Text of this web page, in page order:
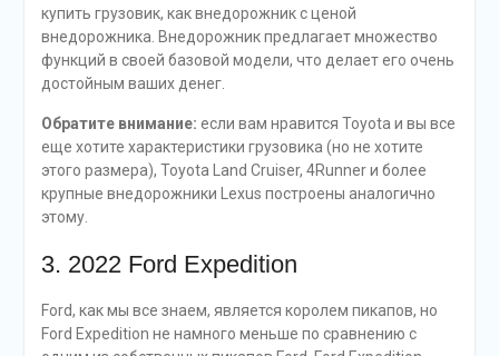
купить грузовик, как внедорожник с ценой
внедорожника. Внедорожник предлагает множество
функций в своей базовой модели, что делает его очень
достойным ваших денег.
Обратите внимание: если вам нравится Toyota и вы все
еще хотите характеристики грузовика (но не хотите
этого размера), Toyota Land Cruiser, 4Runner и более
крупные внедорожники Lexus построены аналогично
этому.
3. 2022 Ford Expedition
Ford, как мы все знаем, является королем пикапов, но
Ford Expedition не намного меньше по сравнению с